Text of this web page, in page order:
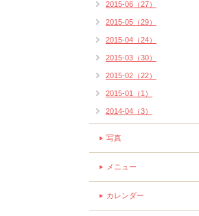
2015-06（27）
2015-05（29）
2015-04（24）
2015-03（30）
2015-02（22）
2015-01（1）
2014-04（3）
写真
メニュー
カレンダー